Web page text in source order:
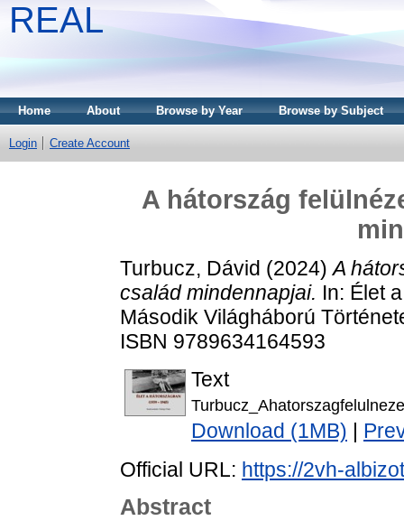
REAL
Home About Browse by Year Browse by Subject
Login Create Account
A hátország
Turbucz, Dávid (2024)A
család mindennapjai. In: Élet
Második Világháború
ISBN 9789634164593
Text
Download (1MB)
Official URL: https://2vh-
Abstract